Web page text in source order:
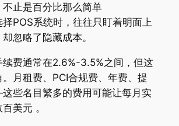
不止是百分比那么简单
POS系统时，往往只盯着明面上
忽略了隐藏成本。
续费通常在2.6%-3.5%之间，但这
。月租费、PCI合规费、年费、提
些名目繁多的费用可能让每月实
美元 。